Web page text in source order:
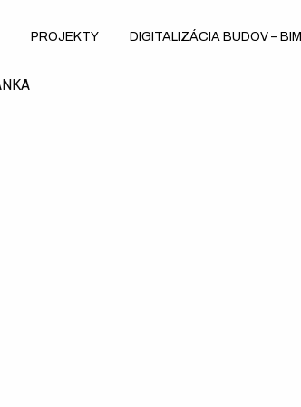
PROJEKTY DIGITALIZÁCIA BUDOV – BIM